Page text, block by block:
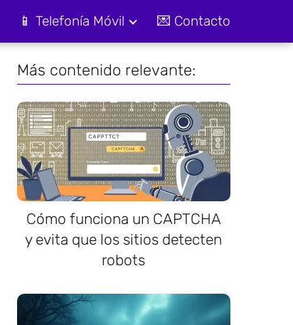
📱 Telefonía Móvil 💌 Contacto
Más contenido relevante:
Cómo funciona un CAPTCHA
y evita que los sitios detecten
robots